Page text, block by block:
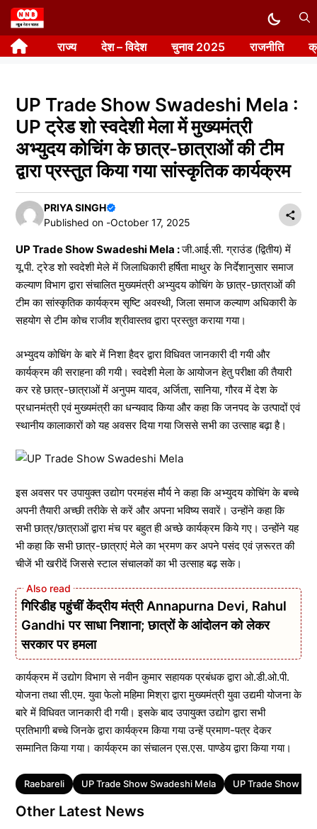
Skip
to
content राज्य देश – विदेश चुनाव 2025 राजनीति
UP Trade Show Swadeshi Mela :
UP ट्रेड शो स्वदेशी मेला में मुख्यमंत्री
अभ्युदय कोचिंग के छात्र-छात्राओं की टीम
द्वारा प्रस्तुत किया गया सांस्कृतिक कार्यक्रम
PRIYA SINGH
Published on -October 17, 2025
UP Trade Show Swadeshi Mela :जी.आई.सी. ग्राउंड (द्वितीय) में
यू.पी. ट्रेड शो स्वदेशी मेले में जिलाधिकारी हर्षिता माथुर के निर्देशानुसार समाज
कल्याण विभाग द्वारा संचालित मुख्यमंत्री अभ्युदय कोचिंग के छात्र-छात्राओं की
टीम का सांस्कृतिक कार्यक्रम सृष्टि अवस्थी, जिला समाज कल्याण अधिकारी के
सहयोग से टीम कोच राजीव श्रीवास्तव द्वारा प्रस्तुत कराया गया।
अभ्युदय कोचिंग के बारे में निशा हैदर द्वारा विधिवत जानकारी दी गयी और
कार्यक्रम की सराहना की गयी। स्वदेशी मेला के आयोजन हेतु परीक्षा की तैयारी
कर रहे छात्र-छात्राओं में अनुपम यादव, अर्जिता, सानिया, गौरव में देश के
प्रधानमंत्री एवं मुख्यमंत्री का धन्यवाद किया और कहा कि जनपद के उत्पादों एवं
स्थानीय कालाकारों को यह अवसर दिया गया जिससे सभी का उत्साह बढ़ा है।
इस अवसर पर उपायुक्त उद्योग परमहंस मौर्य ने कहा कि अभ्युदय कोचिंग के बच्चे
अपनी तैयारी अच्छी तरीके से करें और अपना भविष्य सवारें। उन्होंने कहा कि
सभी छात्र/छात्राओं द्वारा मंच पर बहुत ही अच्छे कार्यक्रम किये गए। उन्होंने यह
भी कहा कि सभी छात्र-छात्राएं मेले का भ्रमण कर अपने पसंद एवं ज़रूरत की
चीजें भी खरीदें जिससे स्टाल संचालकों का भी उत्साह बढ़ सके।
गिरिडीह पहुंचीं केंद्रीय मंत्री Annapurna Devi, Rahul
Gandhi पर साधा निशाना; छात्रों के आंदोलन को लेकर
सरकार पर हमला
कार्यक्रम में उद्योग विभाग से नवीन कुमार सहायक प्रबंधक द्वारा ओ.डी.ओ.पी.
योजना तथा सी.एम. युवा फेलो महिमा मिश्रा द्वारा मुख्यमंत्री युवा उद्यमी योजना के
बारे में विधिवत जानकारी दी गयी। इसके बाद उपायुक्त उद्योग द्वारा सभी
प्रतिभागी बच्चे जिनके द्वारा कार्यक्रम किया गया उन्हें प्रमाण-पत्र देकर
सम्मानित किया गया। कार्यक्रम का संचालन एस.एस. पाण्डेय द्वारा किया गया।
Tags
Raebareli UP Trade Show Swadeshi Mela UP Trade Show
Other Latest News